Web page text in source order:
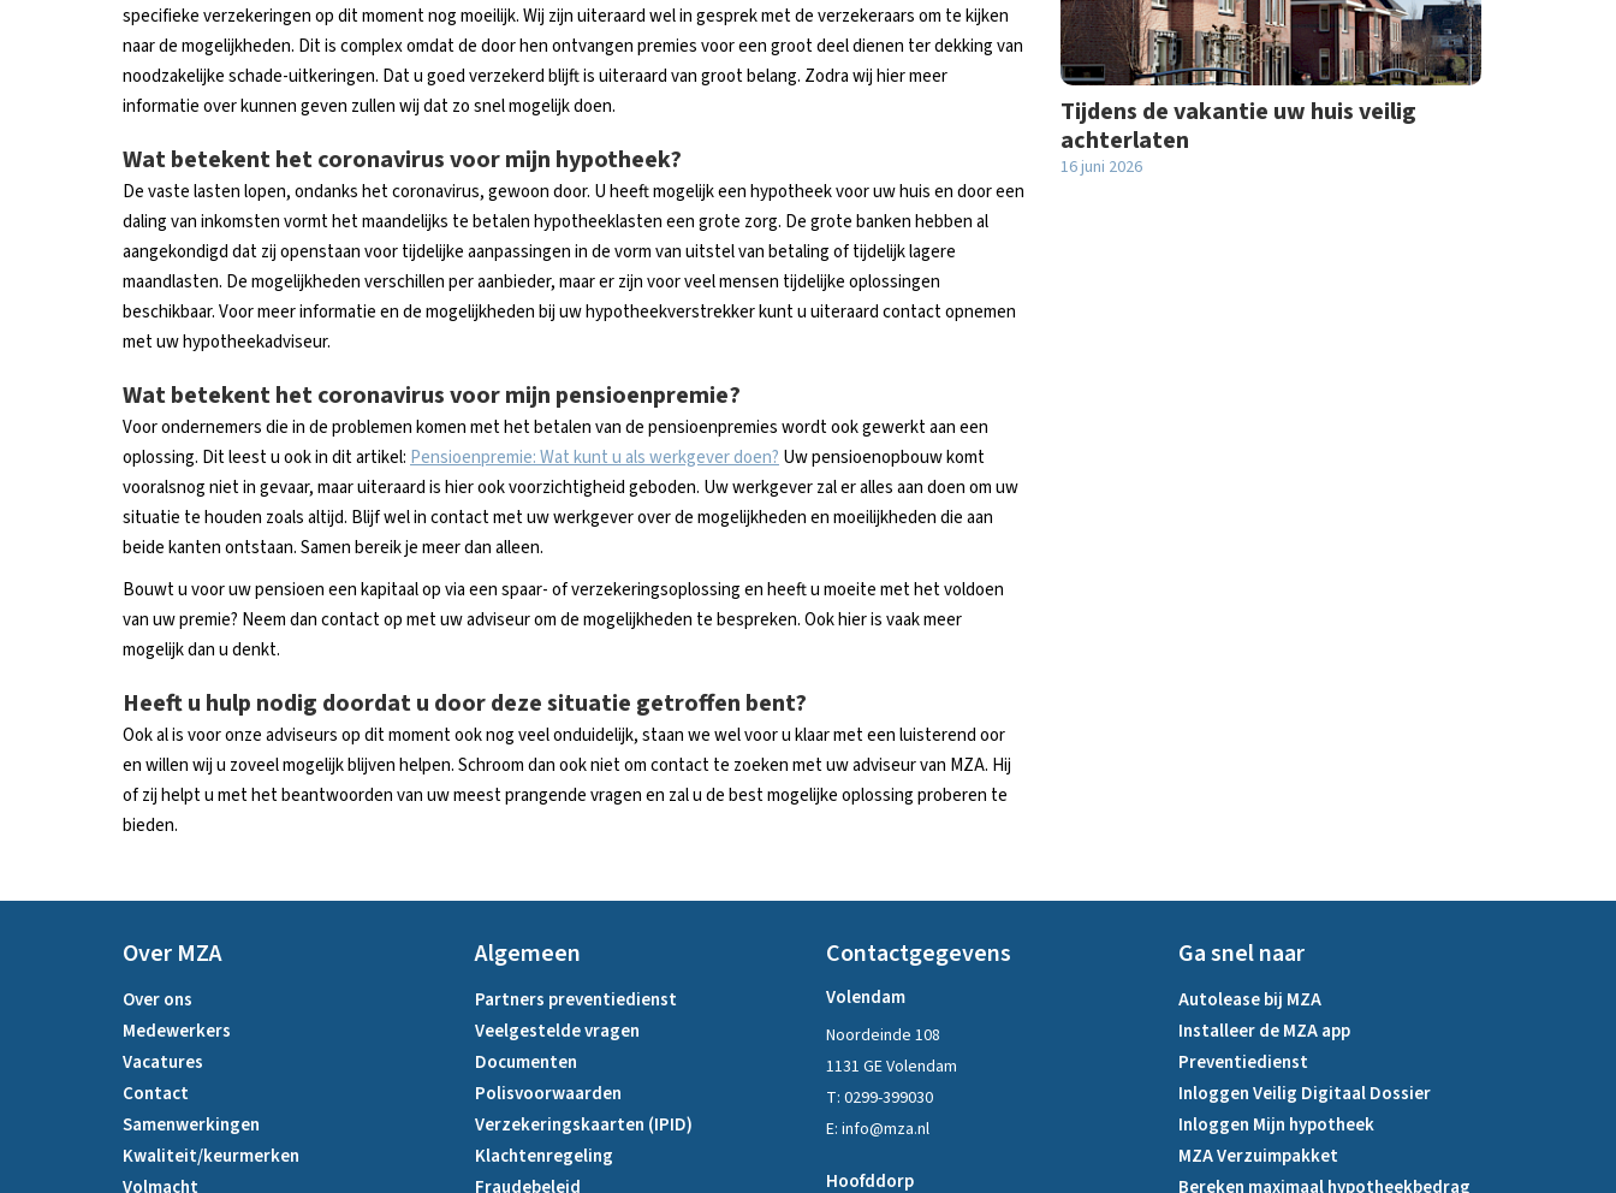
specifieke verzekeringen op dit moment nog moeilijk. Wij zijn uiteraard wel in gesprek met de verzekeraars om te kijken
naar de mogelijkheden. Dit is complex omdat de door hen ontvangen premies voor een groot deel dienen ter dekking van
noodzakelijke schade-uitkeringen. Dat u goed verzekerd blijft is uiteraard van groot belang. Zodra wij hier meer
informatie over kunnen geven zullen wij dat zo snel mogelijk doen.
Wat betekent het coronavirus voor mijn hypotheek?
De vaste lasten lopen, ondanks het coronavirus, gewoon door. U heeft mogelijk een hypotheek voor uw huis en door een
daling van inkomsten vormt het maandelijks te betalen hypotheeklasten een grote zorg. De grote banken hebben al
aangekondigd dat zij openstaan voor tijdelijke aanpassingen in de vorm van uitstel van betaling of tijdelijk lagere
maandlasten. De mogelijkheden verschillen per aanbieder, maar er zijn voor veel mensen tijdelijke oplossingen
beschikbaar. Voor meer informatie en de mogelijkheden bij uw hypotheekverstrekker kunt u uiteraard contact opnemen
met uw hypotheekadviseur.
Wat betekent het coronavirus voor mijn pensioenpremie?
Voor ondernemers die in de problemen komen met het betalen van de pensioenpremies wordt ook gewerkt aan een
oplossing. Dit leest u ook in dit artikel: Pensioenpremie: Wat kunt u als werkgever doen? Uw pensioenopbouw komt
vooralsnog niet in gevaar, maar uiteraard is hier ook voorzichtigheid geboden. Uw werkgever zal er alles aan doen om uw
situatie te houden zoals altijd. Blijf wel in contact met uw werkgever over de mogelijkheden en moeilijkheden die aan
beide kanten ontstaan. Samen bereik je meer dan alleen.
Bouwt u voor uw pensioen een kapitaal op via een spaar- of verzekeringsoplossing en heeft u moeite met het voldoen
van uw premie? Neem dan contact op met uw adviseur om de mogelijkheden te bespreken. Ook hier is vaak meer
mogelijk dan u denkt.
Heeft u hulp nodig doordat u door deze situatie getroffen bent?
Ook al is voor onze adviseurs op dit moment ook nog veel onduidelijk, staan we wel voor u klaar met een luisterend oor
en willen wij u zoveel mogelijk blijven helpen. Schroom dan ook niet om contact te zoeken met uw adviseur van MZA. Hij
of zij helpt u met het beantwoorden van uw meest prangende vragen en zal u de best mogelijke oplossing proberen te
bieden.
Tijdens de vakantie uw huis veilig
achterlaten
16 juni 2026
Over MZA
Over ons
Medewerkers
Vacatures
Contact
Samenwerkingen
Kwaliteit/keurmerken
Volmacht
Algemeen
Partners preventiedienst
Veelgestelde vragen
Documenten
Polisvoorwaarden
Verzekeringskaarten (IPID)
Klachtenregeling
Fraudebeleid
Contactgegevens
Volendam
Noordeinde 108
1131 GE Volendam
T: 0299-399030
E: info@mza.nl
Hoofddorp
Ga snel naar
Autolease bij MZA
Installeer de MZA app
Preventiedienst
Inloggen Veilig Digitaal Dossier
Inloggen Mijn hypotheek
MZA Verzuimpakket
Bereken maximaal hypotheekbedrag